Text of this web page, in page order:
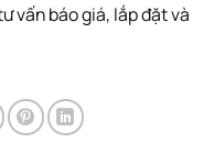
vấn báo giá, lắp đặt và